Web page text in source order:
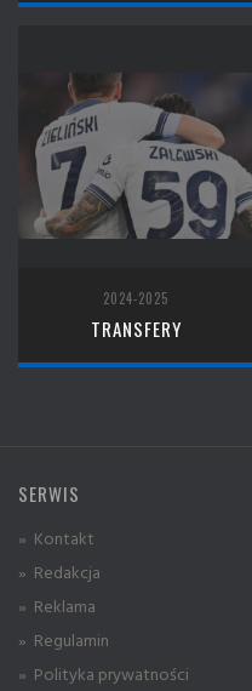
2024-2025
TRANSFERY
SERWIS
» Kontakt
» Redakcja
» Reklama
» Regulamin
» Polityka prywatności